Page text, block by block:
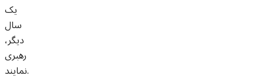
یک
سال
دیگر،
رهبری
نمایند.